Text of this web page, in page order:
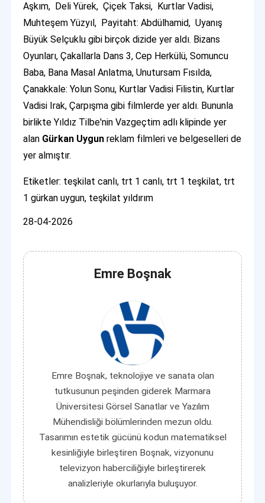
Aşkım, Deli Yürek, Çiçek Taksi, Kurtlar Vadisi,
Muhteşem Yüzyıl, Payitaht: Abdülhamid, Uyanış
Büyük Selçuklu gibi birçok dizide yer aldı. Bizans
Oyunları, Çakallarla Dans 3, Cep Herkülü, Somuncu
Baba, Bana Masal Anlatma, Unutursam Fısılda,
Çanakkale: Yolun Sonu, Kurtlar Vadisi Filistin, Kurtlar
Vadisi Irak, Çarpışma gibi filmlerde yer aldı. Bununla
birlikte Yıldız Tilbe'nin Vazgeçtim adlı klipinde yer
alan Gürkan Uygun reklam filmleri ve belgeselleri de
yer almıştır.
Etiketler: teşkilat canlı, trt 1 canlı, trt 1 teşkilat, trt
1 gürkan uygun, teşkilat yıldırım
28-04-2026
Emre Boşnak
Emre Boşnak, teknolojiye ve sanata olan
tutkusunun peşinden giderek Marmara
Üniversitesi Görsel Sanatlar ve Yazılım
Mühendisliği bölümlerinden mezun oldu.
Tasarımın estetik gücünü kodun matematiksel
kesinliğiyle birleştiren Boşnak, vizyonunu
televizyon haberciliğiyle birleştirerek
analizleriyle okurlarıyla buluşuyor.